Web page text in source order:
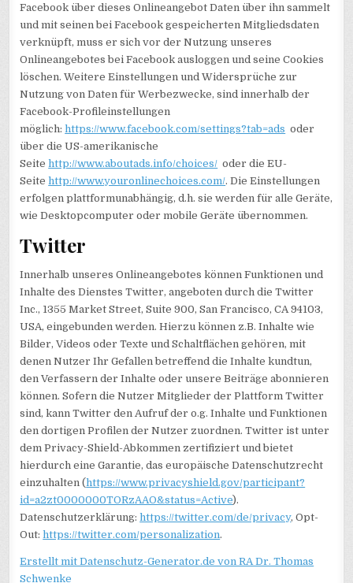
Facebook über dieses Onlineangebot Daten über ihn sammelt
und mit seinen bei Facebook gespeicherten Mitgliedsdaten
verknüpft, muss er sich vor der Nutzung unseres
Onlineangebotes bei Facebook ausloggen und seine Cookies
löschen. Weitere Einstellungen und Widersprüche zur
Nutzung von Daten für Werbezwecke, sind innerhalb der
Facebook-Profileinstellungen
möglich:https://www.facebook.com/settings?tab=ads oder
über die US-amerikanische
Seitehttp://www.aboutads.info/choices/ oder die EU-
Seitehttp://www.youronlinechoices.com/. Die Einstellungen
erfolgen plattformunabhängig, d.h. sie werden für alle Geräte,
wie Desktopcomputer oder mobile Geräte übernommen.
Twitter
Innerhalb unseres Onlineangebotes können Funktionen und
Inhalte des Dienstes Twitter, angeboten durch die Twitter
Inc., 1355 Market Street, Suite 900, San Francisco, CA 94103,
USA, eingebunden werden. Hierzu können z.B. Inhalte wie
Bilder, Videos oder Texte und Schaltflächen gehören, mit
denen Nutzer Ihr Gefallen betreffend die Inhalte kundtun,
den Verfassern der Inhalte oder unsere Beiträge abonnieren
können. Sofern die Nutzer Mitglieder der Plattform Twitter
sind, kann Twitter den Aufruf der o.g. Inhalte und Funktionen
den dortigen Profilen der Nutzer zuordnen. Twitter ist unter
dem Privacy-Shield-Abkommen zertifiziert und bietet
hierdurch eine Garantie, das europäische Datenschutzrecht
einzuhalten (https://www.privacyshield.gov/participant?
id=a2zt0000000TORzAAO&status=Active).
Datenschutzerklärung:https://twitter.com/de/privacy, Opt-
Out:https://twitter.com/personalization.
Erstellt mit Datenschutz-Generator.de von RA Dr. Thomas
Schwenke